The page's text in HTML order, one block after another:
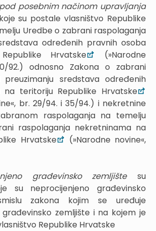
posebnim načinom upravljanja
su postale vlasništvo Republike
Uredbe o zabrani raspolaganja
određenih pravnih osoba
Hrvatske
(»Narodne
92.) odnosno Zakona o zabrani
sredstava određenih
na teritoriju Republike Hrvatske
br. 29/94. i 35/94.) i nekretnine
raspolaganja na temelju
raspolaganja nekretninama na
Hrvatske
(»Narodne novine«,
građevinsko zemljište su
su neprocijenjeno građevinsko
zakona kojim se uređuje
zemljište i na kojem je
Republike Hrvatske